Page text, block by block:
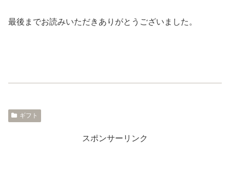
最後までお読みいただきありがとうございました。
ギフト
スポンサーリンク